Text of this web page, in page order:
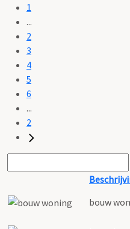
1
...
2
3
4
5
6
...
2
bouw